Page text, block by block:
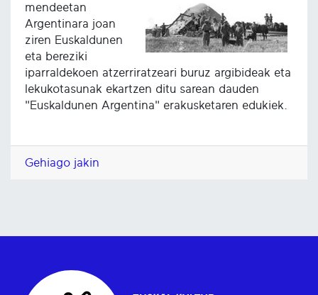
mendeetan
Argentinara joan
ziren Euskaldunen
eta bereziki
iparraldekoen atzerriratzeari buruz argibideak eta
lekukotasunak ekartzen ditu sarean dauden
"Euskaldunen Argentina" erakusketaren edukiek.
Gehiago jakin